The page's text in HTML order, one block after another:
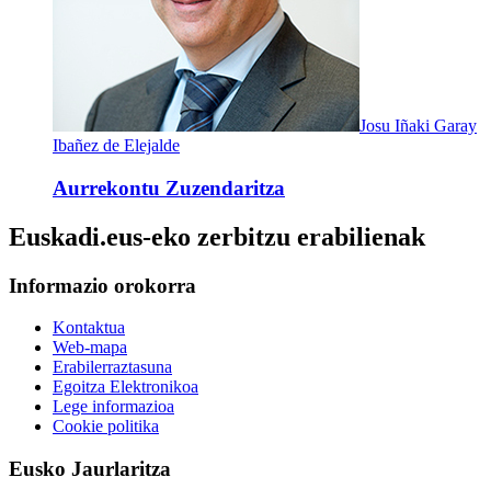
Josu Iñaki Garay
Ibañez de Elejalde
Aurrekontu Zuzendaritza
Euskadi.eus-eko zerbitzu erabilienak
Informazio orokorra
Kontaktua
Web-mapa
Erabilerraztasuna
Egoitza Elektronikoa
Lege informazioa
Cookie politika
Eusko Jaurlaritza